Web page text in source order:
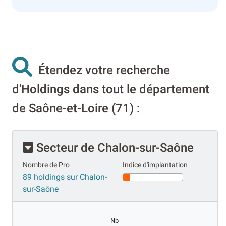
Étendez votre recherche
d'Holdings dans tout le département
de Saône-et-Loire (71) :
Secteur de Chalon-sur-Saône
Nombre de Pro
89 holdings sur Chalon-
sur-Saône
Indice d'implantation
Nb